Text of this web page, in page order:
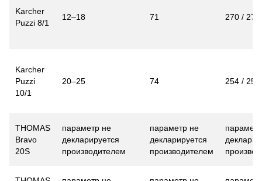
Karcher
Puzzi 8/1
12–18 71 270 / 27
Karcher
Puzzi
10/1
20–25 74 254 / 25,4
THOMAS
Bravo
20S
параметр не
декларируется
производителем
параметр не
декларируется
производителем